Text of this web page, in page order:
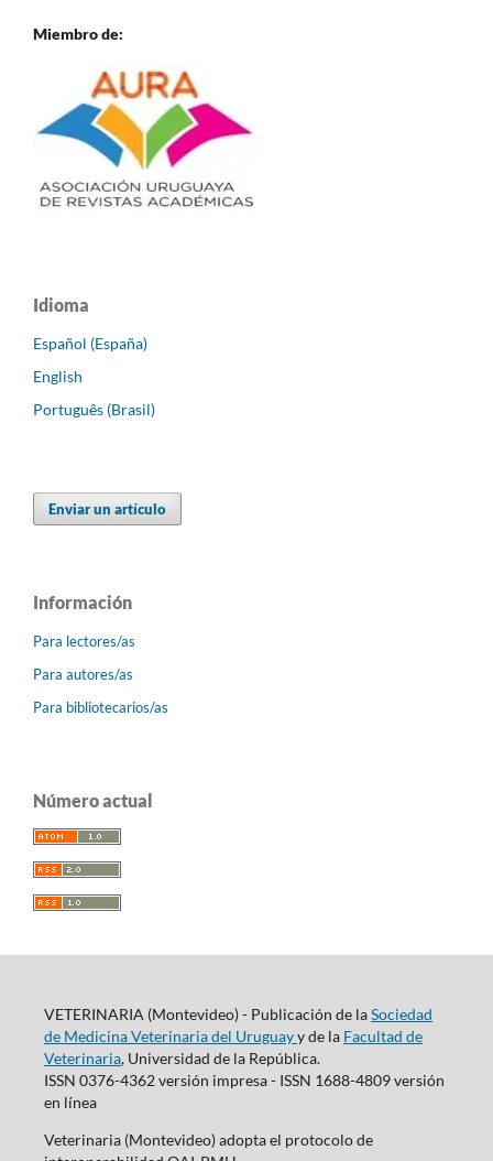
Miembro de:
Idioma
Español (España)
English
Português (Brasil)
Enviar un artículo
Información
Para lectores/as
Para autores/as
Para bibliotecarios/as
Número actual
VETERINARIA (Montevideo) - Publicación de laSociedad
de Medicina Veterinaria del Uruguayy de la Facultad de
Veterinaria, Universidad de la República.
ISSN 0376-4362 versión impresa - ISSN 1688-4809 versión
en línea
Veterinaria (Montevideo) adopta el protocolo de